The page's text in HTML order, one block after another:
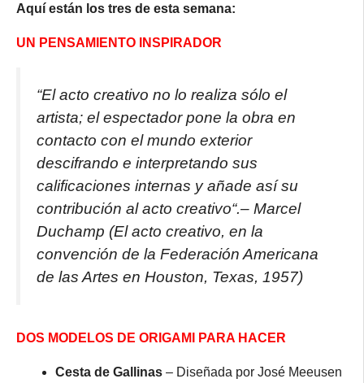
Aquí están los tres de esta semana:
UN PENSAMIENTO INSPIRADOR
“El acto creativo no lo realiza sólo el
artista; el espectador pone la obra en
contacto con el mundo exterior
descifrando e interpretando sus
calificaciones internas y añade así su
contribución al acto creativo“.– Marcel
Duchamp (El acto creativo, en la
convención de la Federación Americana
de las Artes en Houston, Texas, 1957)
DOS MODELOS DE ORIGAMI PARA HACER
Cesta de Gallinas – Diseñada por José Meeusen